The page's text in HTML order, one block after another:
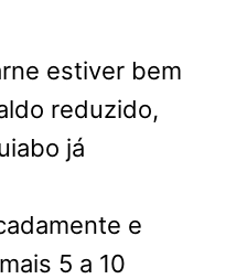
estiver bem
reduzido,
já
e
5 a 10